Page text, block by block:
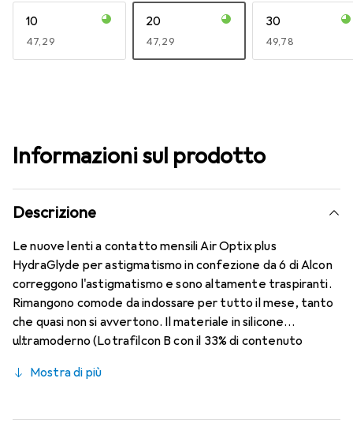
10
EUR
47,29
20
EUR
47,29
30
EUR
49,78
Informazioni sul prodotto
Descrizione
Le nuove lenti a contatto mensili Air Optix plus
HydraGlyde per astigmatismo in confezione da 6 di Alcon
correggono l'astigmatismo e sono altamente traspiranti.
Rimangono comode da indossare per tutto il mese, tanto
che quasi non si avvertono. Il materiale in silicone
ultramoderno (Lotrafilcon B con il 33% di contenuto
Moisture Matrix e la rinomata tecnologia SmartShield,
conosci. Comfort e assenza di fastidi per tutto il giorno
Mostra di più